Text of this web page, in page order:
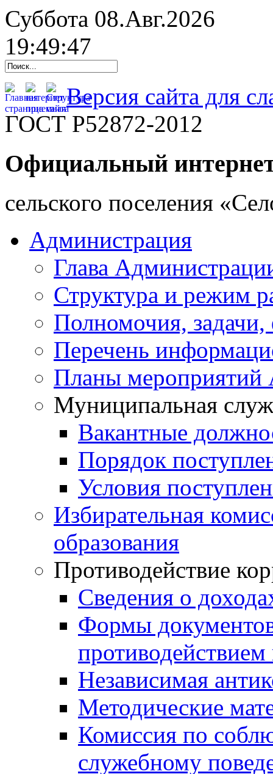
Суббота 08.Авг.2026
19:49:47
Версия сайта для
ГОСТ Р52872-2012
Официальный
cельского поселения
Администрация
Глава
Структура и режим
Полномочия,
Перечень
Планы мероприятий
Муниципальная
Вакантные
Порядок
Условия
Избирательная
образования
Противодействие
Сведения о
Формы
Независимая
Методические
Комиссия по
служебному